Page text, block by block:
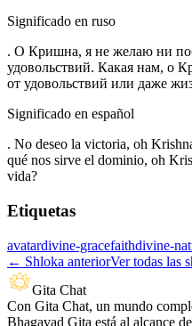
Significado en ruso
. О Кришна, я не желаю ни
удовольствий. Какая нам, о
от удовольствий или даже
Significado en español
. No deseo la victoria, oh
qué nos sirve el dominio, oh
vida?
Etiquetas
avatardivine-gracefaithdivine-
← Shloka anteriorVer todas las
Gita Chat
Con Gita Chat, un mundo
Bhagavad Gita está al alcance